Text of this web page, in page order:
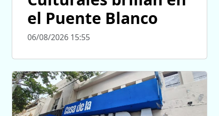
el Puente Blanco
06/08/2026 15:55